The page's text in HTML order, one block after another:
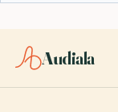
Audiala